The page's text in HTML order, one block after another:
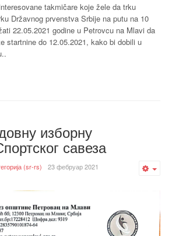
takmičare koje žele da trku
Državnog prvenstva Srbije na putu na 10
22.05.2021 godine u Petrovcu na Mlavi da
startnine do 12.05.2021, kako bi dobili u
изборну
савеза
(sr-rs)
23 фебруар 2021